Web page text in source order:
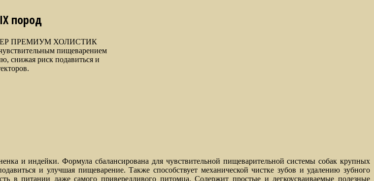
пород
ПРЕМИУМ ХОЛИСТИК
пищеварением
снижая риск подавиться и
и индейки. Формула сбалансирована для чувствительной пищеварительной системы собак крупных
и улучшая пищеварение. Также способствует механической чистке зубов и удалению зубного
в питании даже самого привередливого питомца. Содержит простые и легкоусваиваемые полезные